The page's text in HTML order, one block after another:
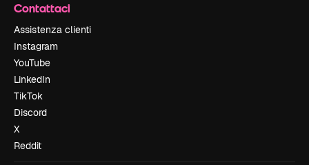
Contattaci
Assistenza clienti
Instagram
YouTube
LinkedIn
TikTok
Discord
X
Reddit